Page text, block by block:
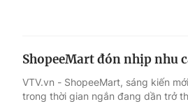
ShopeeMart đón nhịp nhu
VTV.vn - ShopeeMart, sáng kiến
trong thời gian ngắn đang dần trở